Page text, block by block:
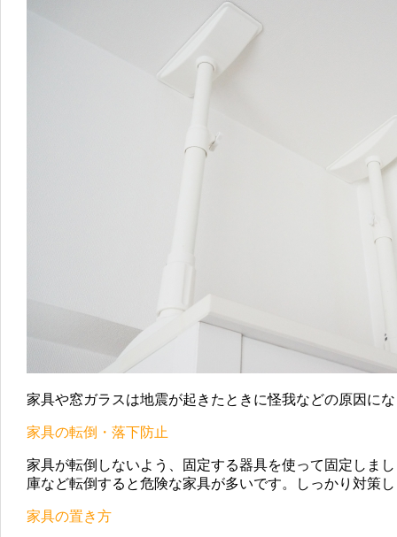
家具や窓ガラスは地震が起きたときに怪我などの原因に
家具の転倒・落下防止
家具が転倒しないよう、固定する器具を使って固定しま
庫など転倒すると危険な家具が多いです。しっかり対策
家具の置き方